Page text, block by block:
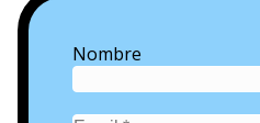
Nombre